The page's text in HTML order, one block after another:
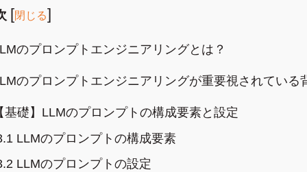
[閉じる]
のプロンプトエンジニアリングとは？
のプロンプトエンジニアリングが重要視されている
基礎】LLMのプロンプトの構成要素と設定
LLMのプロンプトの構成要素
LLMのプロンプトの設定